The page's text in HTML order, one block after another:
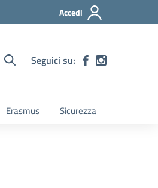
Accedi
Seguici su:
Erasmus Sicurezza